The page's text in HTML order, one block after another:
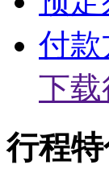
付
下载
行程